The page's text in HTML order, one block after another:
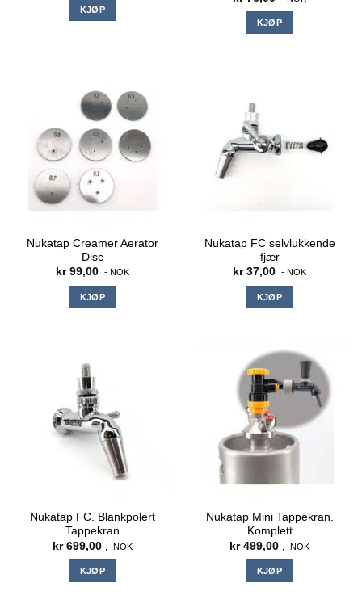
KJØP
KJØP
Nukatap Creamer Aerator
Disc
kr99,00 ,- NOK
KJØP
Nukatap FC selvlukkende
fjær
kr37,00 ,- NOK
KJØP
Nukatap FC. Blankpolert
Tappekran
kr699,00 ,- NOK
KJØP
Nukatap Mini Tappekran.
Komplett
kr499,00 ,- NOK
KJØP